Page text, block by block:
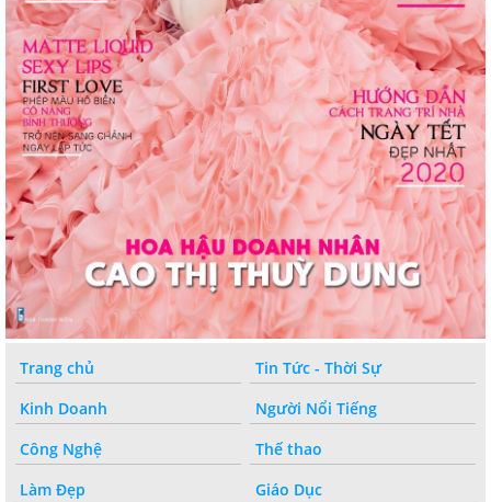
Trang chủ
Tin Tức - Thời Sự
Kinh Doanh
Người Nổi Tiếng
Công Nghệ
Thế thao
Làm Đẹp
Giáo Dục